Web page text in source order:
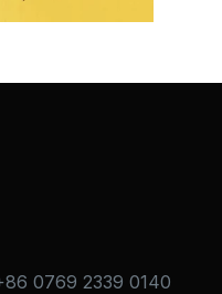
0769 2339 0140